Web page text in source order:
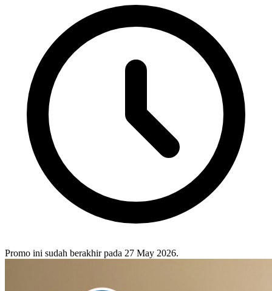
Promo ini sudah berakhir pada 27 May 2026.